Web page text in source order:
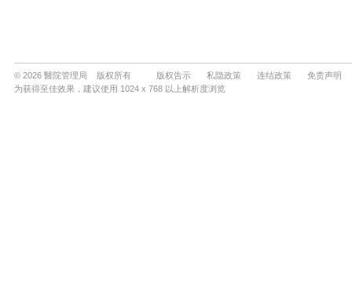
© 2026 醫院管理局 版权所有 版权告示 私隐政策 连结政策
免责声明
为获得至佳效果，建议使用 1024 x 768 以上解析度浏览